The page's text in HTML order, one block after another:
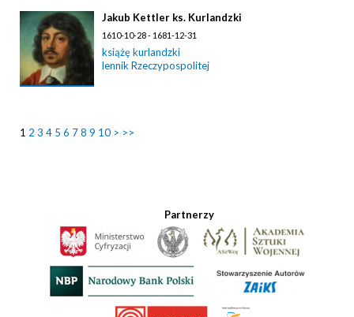
Jakub Kettler ks. Kurlandzki
1610-10-28 - 1681-12-31
książę kurlandzki
lennik Rzeczypospolitej
1 2 3 4 5 6 78 9 10 > >>
Partnerzy